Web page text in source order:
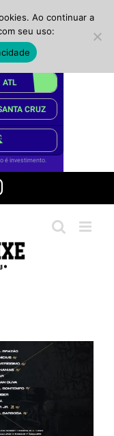
Instagram
Ao continuar a
seu uso: